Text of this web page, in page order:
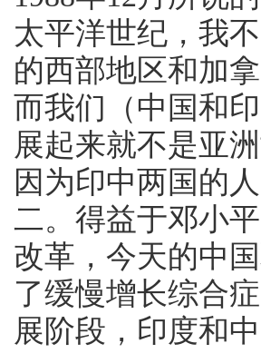
太平洋世纪，我
的西部地区和加
而我们（中国和
展起来就不是亚
因为印中两国的
二。得益于邓小
改革，今天的中
了缓慢增长综合
展阶段，印度和